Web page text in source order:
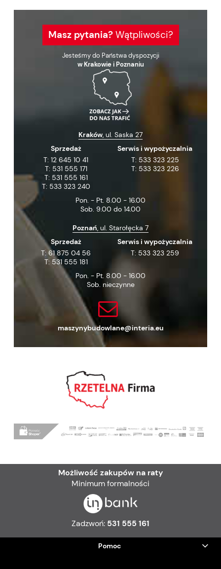
Masz pytania?Wątpliwości?
Jesteśmy do Państwa dyspozycji
w Krakowie i Poznaniu
Kraków, ul. Saska 27
Sprzedaż
T:12 645 10 41
T: 531 555 171
T: 531 555 161
T: 533 323 240
Serwis i wypożyczalnia
T: 533 323 225
T: 533 323 226
Pon. - Pt. 8.00 - 16.00
Sob. 9.00 do 14.00
Poznań, ul. Starołęcka 7
Sprzedaż
T:61 875 04 56
T: 531 555 181
Serwis i wypożyczalnia
T: 533 323 259
Pon. - Pt. 8.00 - 16.00
Sob. nieczynne
maszynybudowlane@interia.eu
Możliwość zakupów na raty
Minimum formalności
Zadzwoń: 531 555 161
Pomoc